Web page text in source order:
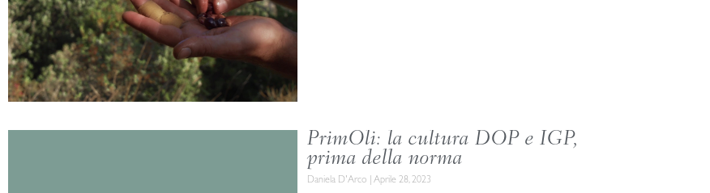
PrimOli: la cultura DOP e IGP,
prima della norma
Daniela D'Arco Aprile 28, 2023